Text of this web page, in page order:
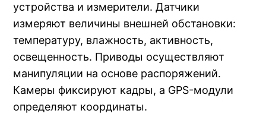
устройства и измерители. Датчики
измеряют величины внешней обстановки:
температуру, влажность, активность,
освещенность. Приводы осуществляют
манипуляции на основе распоряжений.
Камеры фиксируют кадры, а GPS-модули
определяют координаты.